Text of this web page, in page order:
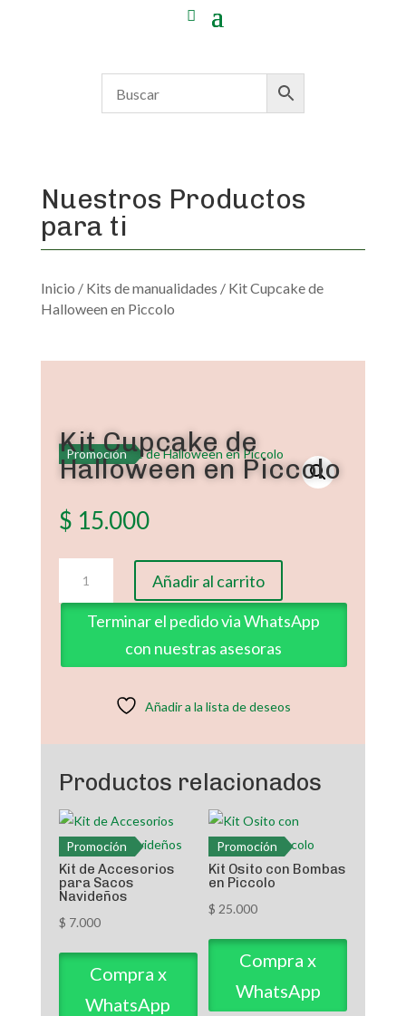
Nuestros Productos
para ti
Inicio / Kits de manualidades / Kit Cupcake de
Halloween en Piccolo
Promoción
Kit Cupcake de
Halloween en Piccolo
$ 15.000
Cupcake
de
Halloween
Piccolo
Añadir al carrito
Terminar el pedido via WhatsApp
con nuestras asesoras
Añadir a la lista de deseos
Productos relacionados
Promoción
Kit de Accesorios
para Sacos
Navideños
$ 7.000
Compra x
WhatsApp
Promoción
Kit Osito con Bombas
en Piccolo
$ 25.000
Compra x
WhatsApp